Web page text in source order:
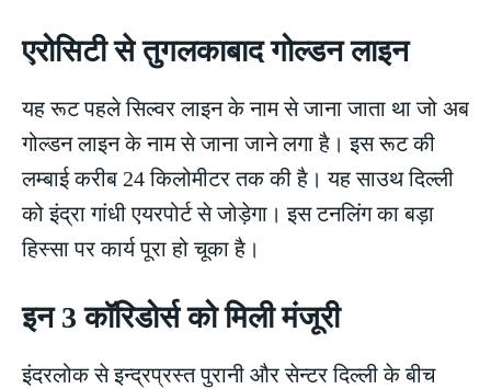
एरोसिटी से तुगलकाबाद गोल्डन लाइन
यह रूट पहले सिल्वर लाइन के नाम से जाना जाता था जो अब
गोल्डन लाइन के नाम से जाना जाने लगा है। इस रूट की
लम्बाई करीब 24 किलोमीटर तक की है। यह साउथ दिल्ली
को इंद्रा गांधी एयरपोर्ट से जोड़ेगा। इस टनलिंग का बड़ा
हिस्सा पर कार्य पूरा हो चूका है।
इन 3 कॉरिडोर्स को मिली मंजूरी
इंदरलोक से इन्द्रप्रस्त पुरानी और सेन्टर दिल्ली के बीच